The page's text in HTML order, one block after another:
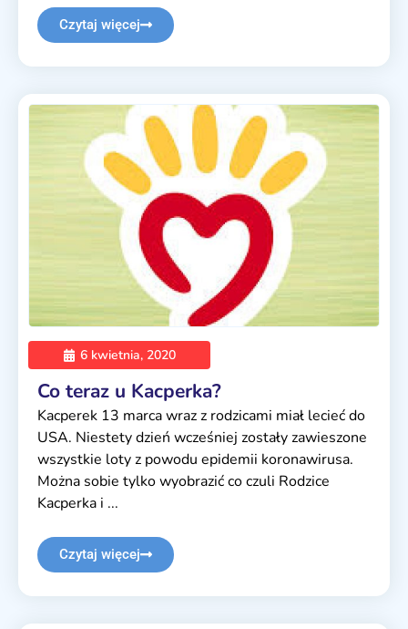
Czytaj więcej
6 kwietnia, 2020
Co teraz u Kacperka?
Kacperek 13 marca wraz z rodzicami miał lecieć do
USA. Niestety dzień wcześniej zostały zawieszone
wszystkie loty z powodu epidemii koronawirusa.
Można sobie tylko wyobrazić co czuli Rodzice
Kacperka i ...
Czytaj więcej